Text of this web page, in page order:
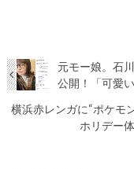
元モー娘。石
公開！「可愛
横浜赤レンガに“ポケモ
ホリデー